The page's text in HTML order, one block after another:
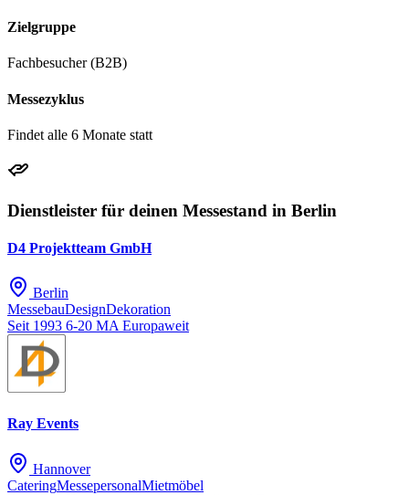
Zielgruppe
Fachbesucher (B2B)
Messezyklus
Findet alle 6 Monate statt
Dienstleister für deinen Messestand in Berlin
D4 Projektteam GmbH
Berlin
MessebauDesignDekoration
Seit 1993 6-20 MA Europaweit
Ray Events
Hannover
CateringMessepersonalMietmöbel